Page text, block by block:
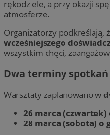
rękodziele, a przy okazji
atmosferze.
Organizatorzy podkreślają,
wcześniejszego
wszystkim chęci,
Dwa terminy spotkań
Warsztaty zaplanowano w
26 marca (czwartek)
28 marca (sobota) o